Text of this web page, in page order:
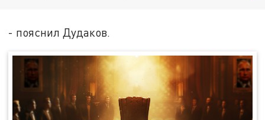
- пояснил Дудаков.